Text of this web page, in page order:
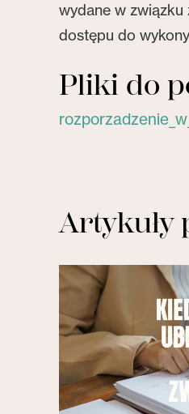
wydane w związku
dostępu do
Pliki do
Artykuły